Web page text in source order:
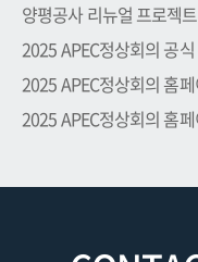
양평공사 리뉴얼 프로젝